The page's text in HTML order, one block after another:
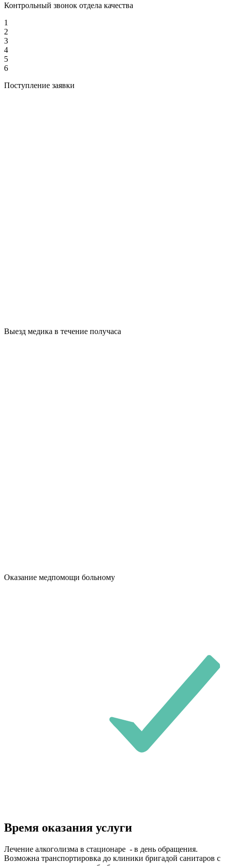
Контрольный звонок отдела качества
1
2
3
4
5
6
Поступление заявки
Выезд медика в течение получаса
Оказание медпомощи больному
Время оказания услуги
Лечение алкоголизма в стационаре - в день обращения.
Возможна транспортировка до клиники бригадой санитаров с